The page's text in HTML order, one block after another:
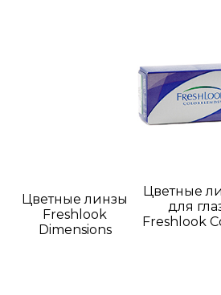
Цветные линзы
Freshlook
Dimensions
Цветные
для
Freshlook